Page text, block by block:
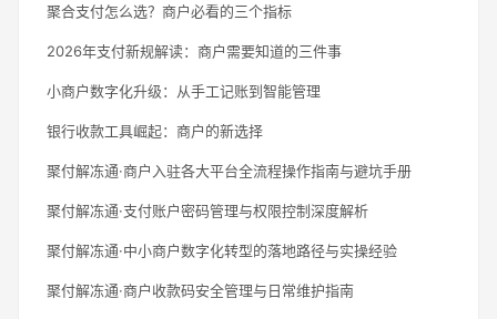
聚合支付怎么选？商户必看的三个指标
2026年支付新规解读：商户需要知道的三件事
小商户数字化升级：从手工记账到智能管理
银行收款工具崛起：商户的新选择
聚付解冻通·商户入驻各大平台全流程操作指南与避坑手册
聚付解冻通·支付账户密码管理与权限控制深度解析
聚付解冻通·中小商户数字化转型的落地路径与实操经验
聚付解冻通·商户收款码安全管理与日常维护指南